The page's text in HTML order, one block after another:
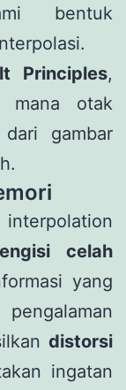
bentuk
Principles,
otak
gambar
celah
yang
distorsi
ingatan